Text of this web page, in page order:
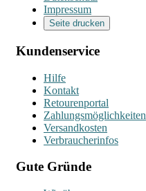
Impressum
Seite drucken
Kundenservice
Hilfe
Kontakt
Retourenportal
Zahlungsmöglichkeiten
Versandkosten
Verbraucherinfos
Gute Gründe